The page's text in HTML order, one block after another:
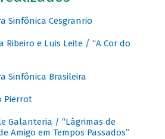
Sinfônica Cesgranrio
Ribeiro e Luis Leite / “A Cor do
Sinfônica Brasileira
Pierrot
Galanteria / “Lágrimas de
Amigo em Tempos Passados”